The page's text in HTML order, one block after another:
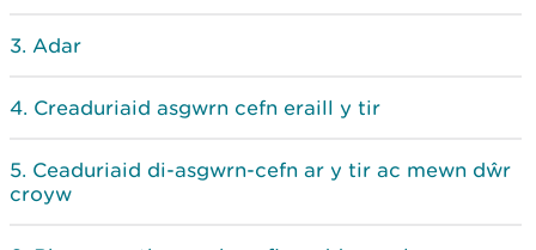
Adar
Creaduriaid asgwrn cefn eraill y tir
Ceaduriaid di-asgwrn-cefn ar y tir ac mewn dŵr
croyw